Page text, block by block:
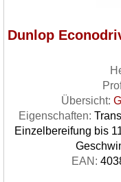
Dunlop
Übersicht:
Eigenschaften:
Einzelbereifung bis
EAN: